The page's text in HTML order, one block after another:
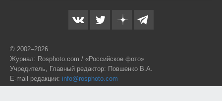
© 2002–2026
Журнал: Rosphoto.com / «Российское фото»
Учредитель, Главный редактор: Повшенко В.А.
E-mail редакции: info@rosphoto.com